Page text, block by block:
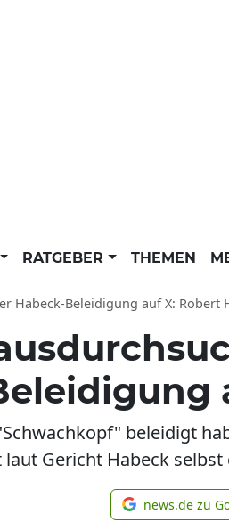
RATGEBER THEMEN
auf X: Robert Habeck News
beleidigt
Gericht Habeck selbst
news.de zu